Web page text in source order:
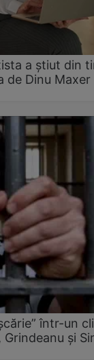
a știut din
de Dinu Maxer
într-un
și